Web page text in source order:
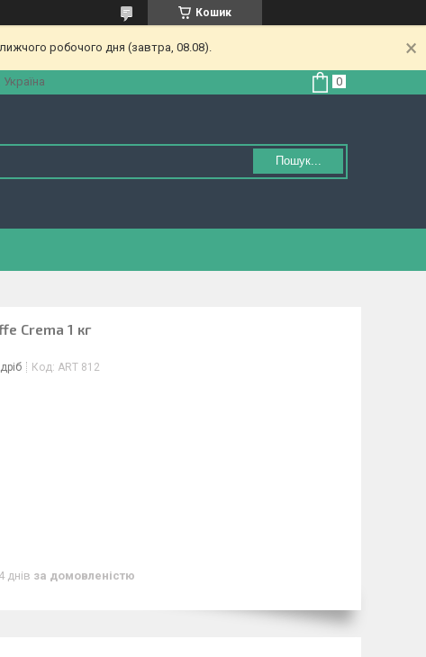
Кошик
робочого дня (завтра, 08.08).
Пошук...
Crema 1 кг
Код: ART 812
днів за домовленістю